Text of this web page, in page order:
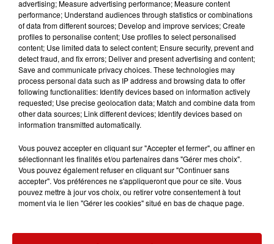
d’Amiens seront exposés au 2e étage du bâtiment
Ackerhof.
Atelier famille « Happy Family » – Dimanche 10
novembre à 14 h
Passez un après-midi en famille avec la claveciniste Yuki
Mitzutani pour explorer le clavecin de manière ludique.
Avec les clavecins Ruckers d’Unterlinden et d’Amiens en
toile de fond, les participants découvriront cet
jeux sonores.
Visite du Retable d'Issenheim – Dimanche 3
novembre à 14 h
Explorez le célèbre Retable d'Issenheim, chef-d'œuvre
l’accompagnement d’une médiatrice. Ce polyptyque
advertising; Measure advertising performance; Measure content
performance; Understand audiences through statistics or combinations
of data from different sources; Develop and improve services; Create
profiles to personalise content; Use profiles to select personalised
content; Use limited data to select content; Ensure security, prevent and
detect fraud, and fix errors; Deliver and present advertising and content;
Save and communicate privacy choices. These technologies may
process personal data such as IP address and browsing data to offer
following functionalities: Identify devices based on information actively
requested; Use precise geolocation data; Match and combine data from
other data sources; Link different devices; Identify devices based on
information transmitted automatically.
Vous pouvez accepter en cliquant sur "Accepter et fermer", ou affiner en
sélectionnant les finalités et/ou partenaires dans "Gérer mes choix".
Vous pouvez également refuser en cliquant sur "Continuer sans
accepter". Vos préférences ne s'appliqueront que pour ce site. Vous
pouvez mettre à jour vos choix, ou retirer votre consentement à tout
moment via le lien "Gérer les cookies" situé en bas de chaque page.